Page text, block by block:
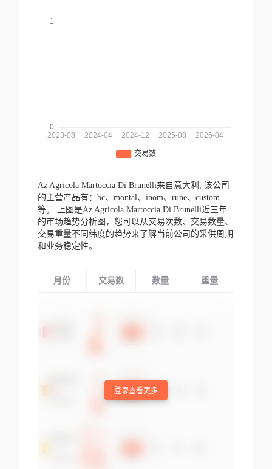
Az Agricola Martoccia Di Brunelli来自意大利, 该公司
的主营产品有：bc、montal、inom、rune、custom
等。
上图是Az Agricola Martoccia Di Brunelli近三年
的市场趋势分析图，您可以从交易次数、交易数量、
交易重量不同纬度的趋势来了解当前公司的采供周期
和业务稳定性。
月份 交易数 数量 重量
登录查看更多